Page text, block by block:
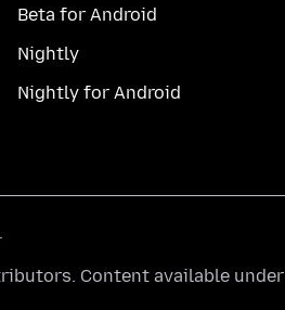
Beta for Android
Nightly
Nightly for Android
.
Content available under